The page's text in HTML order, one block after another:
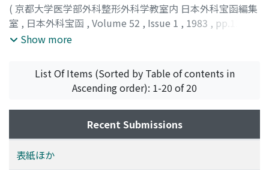
( 京都大学医学部外科整形外科学教室内 日本外科宝函編集
室 , 日本外科宝函 , Volume 52 , Issue 1 , 1983 , pp.121-
137)
Show more
List Of Items (Sorted by Table of contents in
Ascending order): 1-20 of 20
Recent Submissions
表紙ほか